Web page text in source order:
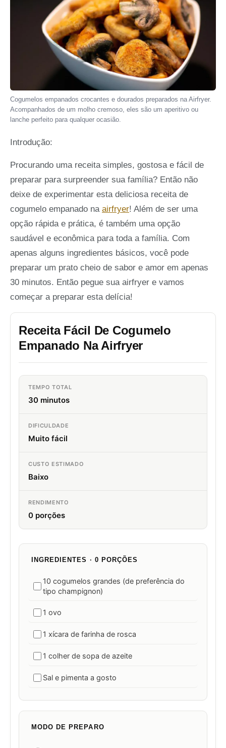
Cogumelos empanados crocantes e dourados preparados na Airfryer.
Acompanhados de um molho cremoso, eles são um aperitivo ou
lanche perfeito para qualquer ocasião.
Introdução:
Procurando uma receita simples, gostosa e fácil de
preparar para surpreender sua família? Então não
deixe de experimentar esta deliciosa receita de
cogumelo empanado na airfryer! Além de ser uma
opção rápida e prática, é também uma opção
saudável e econômica para toda a família. Com
apenas alguns ingredientes básicos, você pode
preparar um prato cheio de sabor e amor em apenas
30 minutos. Então pegue sua airfryer e vamos
começar a preparar esta delícia!
Receita Fácil De Cogumelo
Empanado Na Airfryer
TEMPO TOTAL
30 minutos
DIFICULDADE
Muito fácil
CUSTO ESTIMADO
Baixo
RENDIMENTO
0 porções
INGREDIENTES · 0 PORÇÕES
10 cogumelos grandes (de preferência do
tipo champignon)
1 ovo
1 xícara de farinha de rosca
1 colher de sopa de azeite
Sal e pimenta a gosto
MODO DE PREPARO